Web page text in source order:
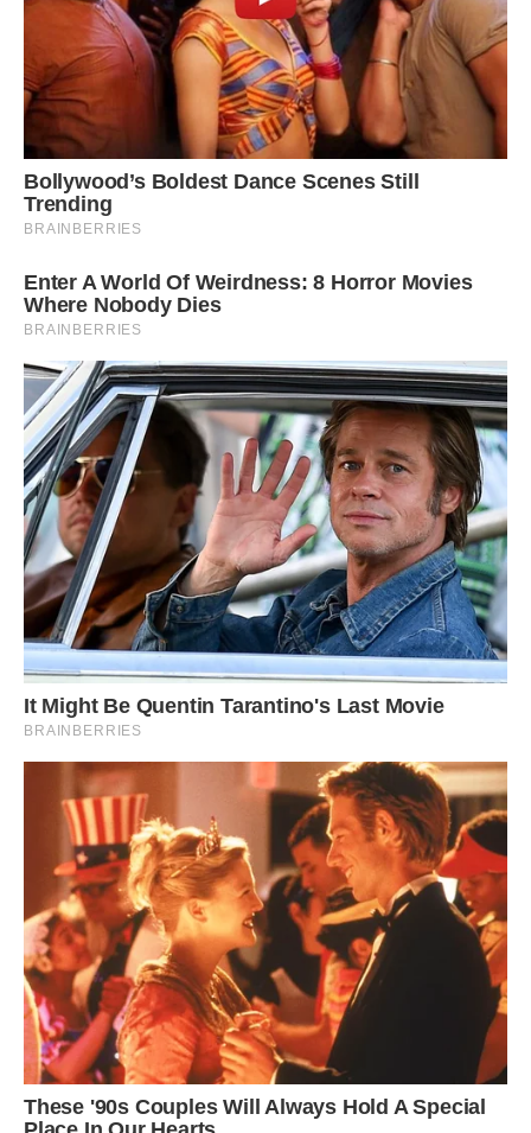
-Hе плач … знайдеться на нього управа!
Бабуся Маша написала заяву на дядю Ваню, його
посадили. Вона оформила опіку наді мною. Квартира за
законом дісталася мені, але жив я з нею, а квартиру
знімали квартиранти.
Гроші зі здачі квартири вона відкладала і на повноліття
віддала мені.
Зараз я одружений і у мене є син. Бабусю Машу ми
забрали жити до себе. Вона для мене як рідна мати! Я їй
щодня кажу спасибі. Якби не вона, я не знаю що було б зі
мною.